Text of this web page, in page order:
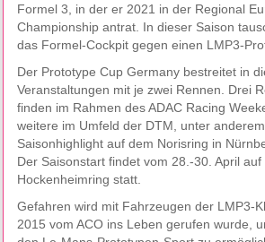
Formel 3, in der er 2021 in der Regional
Championship antrat. In dieser Saison
das Formel-Cockpit gegen einen LMP3-
Der Prototype Cup Germany bestreitet in
Veranstaltungen mit je zwei Rennen. Drei
finden im Rahmen des ADAC Racing
weitere im Umfeld der DTM, unter
Saisonhighlight auf dem Norisring in
Der Saisonstart findet vom 28.-30. April auf
Hockenheimring statt.
Gefahren wird mit Fahrzeugen der LMP3-
2015 vom ACO ins Leben gerufen wurde,